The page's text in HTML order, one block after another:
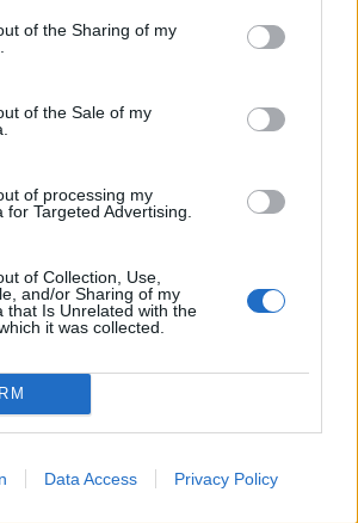
of the Sharing of my
of the Sale of my
of processing my
for Targeted Advertising.
of Collection, Use,
and/or Sharing of my
that Is Unrelated with the
it was collected.
Data Access Privacy Policy
το Pink.gr στο
πιο hot νέα .
το Pink.gr και στο
ΔΙΑΦΗΜΙΣΗ